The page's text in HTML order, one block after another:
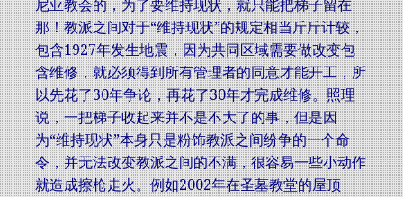
尼亚教会的，为了要维持现状，就只能把梯子留在
那！教派之间对于“维持现状”的规定相当斤斤计较，
包含1927年发生地震，因为共同区域需要做改变包
含维修，就必须得到所有管理者的同意才能开工，所
以先花了30年争论，再花了30年才完成维修。照理
说，一把梯子收起来并不是不大了的事，但是因
为“维持现状”本身只是粉饰教派之间纷争的一个命
令，并无法改变教派之间的不满，很容易一些小动作
就造成擦枪走火。例如2002年在圣墓教堂的屋顶